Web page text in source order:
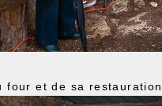
et de sa restauration.